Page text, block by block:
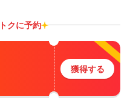
クに予約
獲得する